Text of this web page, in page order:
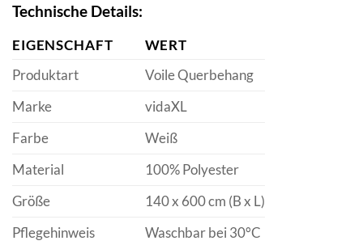
Technische Details:
EIGENSCHAFT
WERT
Produktart
Voile Querbehang
Marke
vidaXL
Farbe
Weiß
Material
100% Polyester
Größe
140 x 600 cm (B x L)
Pflegehinweis
Waschbar bei 30°C